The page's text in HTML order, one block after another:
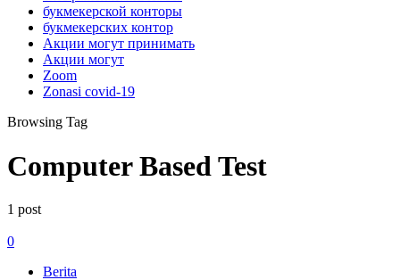
букмекерской конторы
букмекерских контор
Акции могут принимать
Акции могут
Zoom
Zonasi covid-19
Browsing Tag
Computer Based Test
1 post
0
Berita